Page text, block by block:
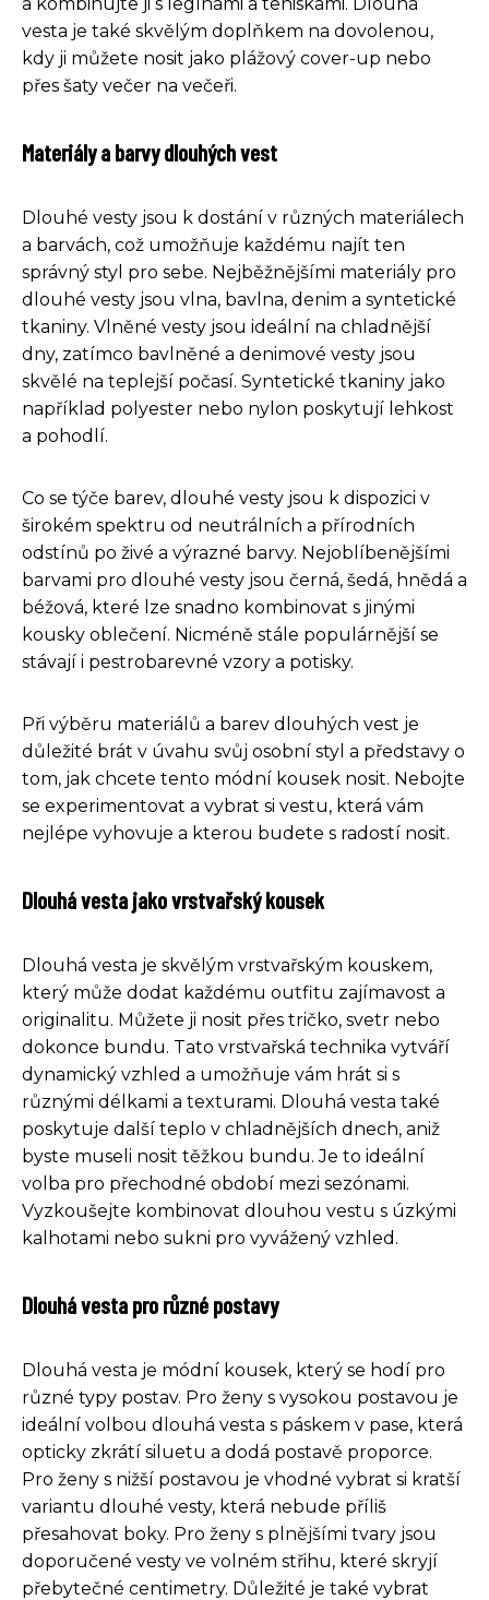
vesta je také skvělým doplňkem na dovolenou,
kdy ji můžete nosit jako plážový cover-up nebo
přes šaty večer na večeři.
Materiály a barvy dlouhých vest
Dlouhé vesty jsou k dostání v různých materiálech
a barvách, což umožňuje každému najít ten
správný styl pro sebe. Nejběžnějšími materiály pro
dlouhé vesty jsou vlna, bavlna, denim a syntetické
tkaniny. Vlněné vesty jsou ideální na chladnější
dny, zatímco bavlněné a denimové vesty jsou
skvělé na teplejší počasí. Syntetické tkaniny jako
například polyester nebo nylon poskytují lehkost
a pohodlí.
Co se týče barev, dlouhé vesty jsou k dispozici v
širokém spektru od neutrálních a přírodních
odstínů po živé a výrazné barvy. Nejoblíbenějšími
barvami pro dlouhé vesty jsou černá, šedá, hnědá a
béžová, které lze snadno kombinovat s jinými
kousky oblečení. Nicméně stále populárnější se
stávají i pestrobarevné vzory a potisky.
Při výběru materiálů a barev dlouhých vest je
důležité brát v úvahu svůj osobní styl a představy o
tom, jak chcete tento módní kousek nosit. Nebojte
se experimentovat a vybrat si vestu, která vám
nejlépe vyhovuje a kterou budete s radostí nosit.
Dlouhá vesta jako vrstvařský kousek
Dlouhá vesta je skvělým vrstvařským kouskem,
který může dodat každému outfitu zajímavost a
originalitu. Můžete ji nosit přes tričko, svetr nebo
dokonce bundu. Tato vrstvařská technika vytváří
dynamický vzhled a umožňuje vám hrát si s
různými délkami a texturami. Dlouhá vesta také
poskytuje další teplo v chladnějších dnech, aniž
byste museli nosit těžkou bundu. Je to ideální
volba pro přechodné období mezi sezónami.
Vyzkoušejte kombinovat dlouhou vestu s úzkými
kalhotami nebo sukni pro vyvážený vzhled.
Dlouhá vesta pro různé postavy
Dlouhá vesta je módní kousek, který se hodí pro
různé typy postav. Pro ženy s vysokou postavou je
ideální volbou dlouhá vesta s páskem v pase, která
opticky zkrátí siluetu a dodá postavě proporce.
Pro ženy s nižší postavou je vhodné vybrat si kratší
variantu dlouhé vesty, která nebude příliš
přesahovat boky. Pro ženy s plnějšími tvary jsou
doporučené vesty ve volném střihu, které skryjí
přebytečné centimetry. Důležité je také vybrat